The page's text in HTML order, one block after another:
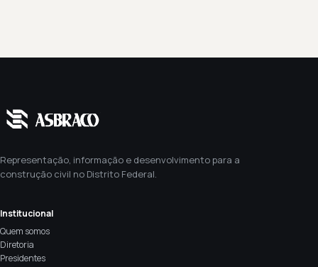
Representação, informação e desenvolvimento para a
construção civil no Distrito Federal.
Institucional
Quem somos
Diretoria
Presidentes